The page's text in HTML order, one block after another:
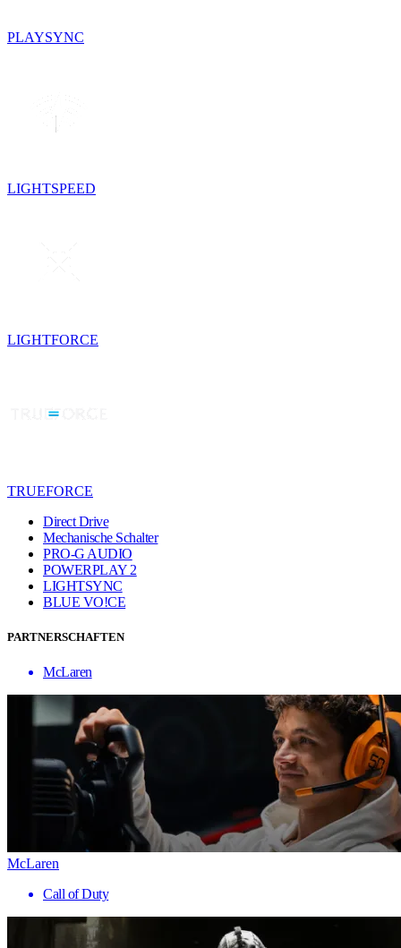
PLAYSYNC
LIGHTSPEED
LIGHTFORCE
TRUEFORCE
Direct Drive
Mechanische Schalter
PRO-G AUDIO
POWERPLAY 2
LIGHTSYNC
BLUE VO!CE
PARTNERSCHAFTEN
McLaren
McLaren
Call of Duty